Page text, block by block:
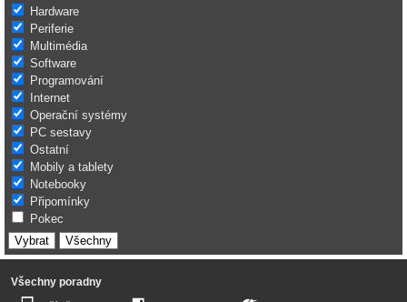
Hardware
Periferie
Multimédia
Software
Programování
Internet
Operační systémy
PC sestavy
Ostatní
Mobily a tablety
Notebooky
Připomínky
Pokec
Všechny poradny